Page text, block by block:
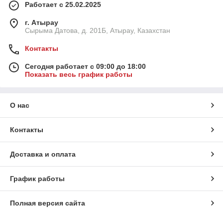
Работает с 25.02.2025
г. Атырау
Сырыма Датова, д. 201Б, Атырау, Казахстан
Контакты
Сегодня работает с 09:00 до 18:00
Показать весь график работы
О нас
Контакты
Доставка и оплата
График работы
Полная версия сайта